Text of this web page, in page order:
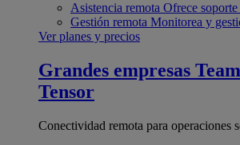
Asistencia remota Ofrece
Gestión remota Monitorea y
Ver planes y precios
Grandes empresas
Tensor
Conectividad remota para operaciones